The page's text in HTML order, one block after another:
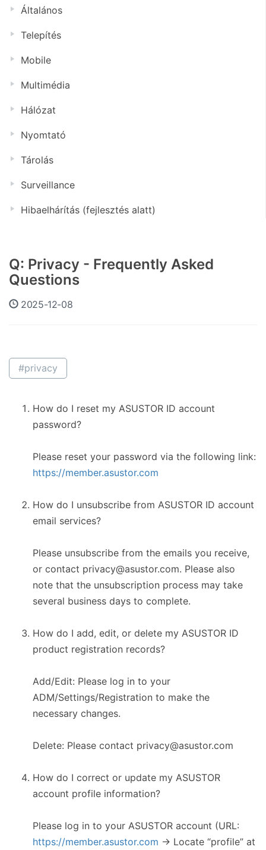
Általános
Telepítés
Mobile
Multimédia
Hálózat
Nyomtató
Tárolás
Surveillance
Hibaelhárítás (fejlesztés alatt)
Q: Privacy - Frequently Asked
Questions
2025-12-08
#privacy
How do I reset my ASUSTOR ID account
password?
Please reset your password via the following link:
https://member.asustor.com
How do I unsubscribe from ASUSTOR ID account
email services?
Please unsubscribe from the emails you receive,
or contact privacy@asustor.com. Please also
note that the unsubscription process may take
several business days to complete.
How do I add, edit, or delete my ASUSTOR ID
product registration records?
Add/Edit: Please log in to your
ADM/Settings/Registration to make the
necessary changes.
Delete: Please contact privacy@asustor.com
How do I correct or update my ASUSTOR
account profile information?
Please log in to your ASUSTOR account (URL:
https://member.asustor.com → Locate “profile” at